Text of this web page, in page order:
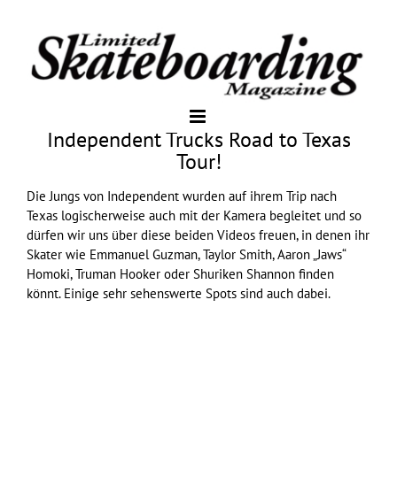
Independent Trucks Road to Texas
Tour!
Die Jungs von Independent wurden auf ihrem Trip nach
Texas logischerweise auch mit der Kamera begleitet und so
dürfen wir uns über diese beiden Videos freuen, in denen ihr
Skater wie Emmanuel Guzman, Taylor Smith, Aaron „Jaws“
Homoki, Truman Hooker oder Shuriken Shannon finden
könnt. Einige sehr sehenswerte Spots sind auch dabei.